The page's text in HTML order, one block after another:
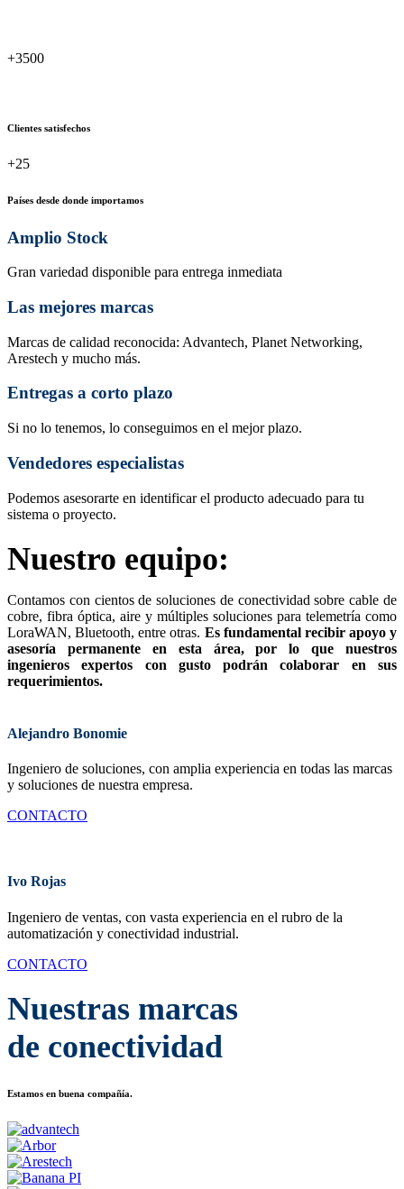
+3500
Clientes satisfechos
+25
Países desde donde importamos
Amplio Stock
Gran variedad disponible para entrega inmediata
Las mejores marcas
Marcas de calidad reconocida: Advantech, Planet Networking,
Arestech y mucho más.
Entregas a corto plazo
Si no lo tenemos, lo conseguimos en el mejor plazo.
Vendedores especialistas
Podemos asesorarte en identificar el producto adecuado para tu
sistema o proyecto.
Nuestro equipo:
Contamos con cientos de soluciones de conectividad sobre cable de
cobre, fibra óptica, aire y múltiples soluciones para telemetría como
LoraWAN, Bluetooth, entre otras. Es fundamental recibir apoyo y
asesoría permanente en esta área, por lo que nuestros
ingenieros expertos con gusto podrán colaborar en sus
requerimientos.
Alejandro Bonomie
Ingeniero de soluciones, con amplia experiencia en todas las marcas
y soluciones de nuestra empresa.
CONTACTO
Ivo Rojas
Ingeniero de ventas, con vasta experiencia en el rubro de la
automatización y conectividad industrial.
CONTACTO
Nuestras marcas
de conectividad
Estamos en buena compañía.